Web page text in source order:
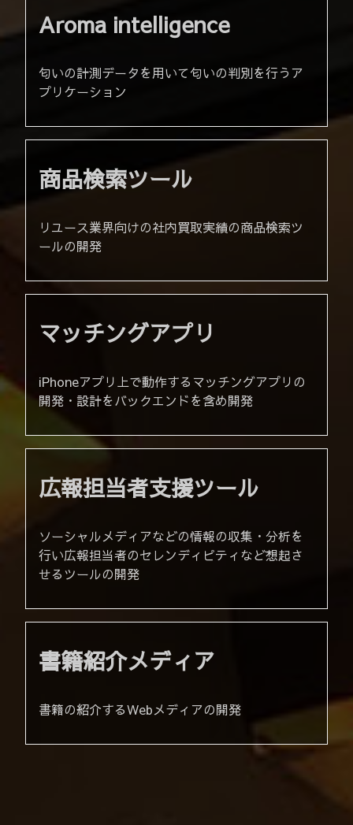
Aroma intelligence
匂いの計測データを用いて匂いの判別を行うア
プリケーション
商品検索ツール
リユース業界向けの社内買取実績の商品検索ツ
ールの開発
マッチングアプリ
iPhoneアプリ上で動作するマッチングアプリの
開発・設計をバックエンドを含め開発
広報担当者支援ツール
ソーシャルメディアなどの情報の収集・分析を
行い広報担当者のセレンディピティなど想起さ
せるツールの開発
書籍紹介メディア
書籍の紹介するWebメディアの開発